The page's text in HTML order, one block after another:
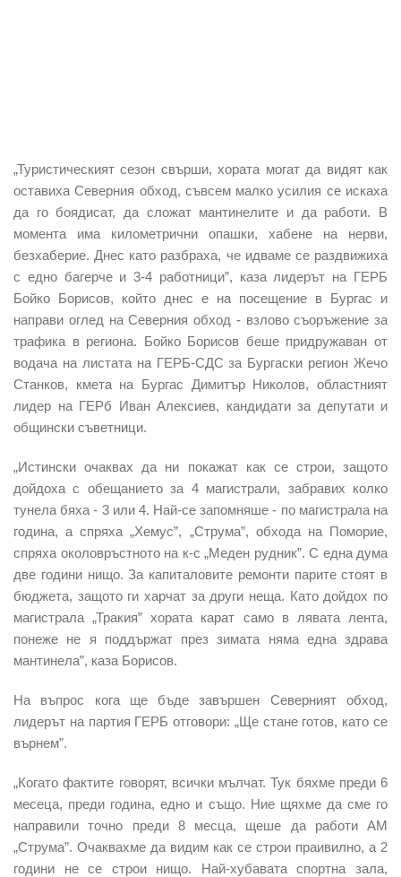
„Туристическият сезон свърши, хората могат да видят как
оставиха Северния обход, съвсем малко усилия се искаха
да го боядисат, да сложат мантинелите и да работи. В
момента има километрични опашки, хабене на нерви,
безхаберие. Днес като разбраха, че идваме се раздвижиха
с едно багерче и 3-4 работници”, каза лидерът на ГЕРБ
Бойко Борисов, който днес е на посещение в Бургас и
направи оглед на Северния обход - взлово съоръжение за
трафика в региона. Бойко Борисов беше придружаван от
водача на листата на ГЕРБ-СДС за Бургаски регион Жечо
Станков, кмета на Бургас Димитър Николов, областният
лидер на ГЕРб Иван Алексиев, кандидати за депутати и
общински съветници.
„Истински очаквах да ни покажат как се строи, защото
дойдоха с обещанието за 4 магистрали, забравих колко
тунела бяха - 3 или 4. Най-се запомняше - по магистрала на
година, а спряха „Хемус”, „Струма”, обхода на Поморие,
спряха околовръстното на к-с „Меден рудник”. С една дума
две години нищо. За капиталовите ремонти парите стоят в
бюджета, защото ги харчат за други неща. Като дойдох по
магистрала „Тракия” хората карат само в лявата лента,
понеже не я поддържат през зимата няма една здрава
мантинела”, каза Борисов.
На въпрос кога ще бъде завършен Северният обход,
лидерът на партия ГЕРБ отговори: „Ще стане готов, като се
върнем”.
„Когато фактите говорят, всички мълчат. Тук бяхме преди 6
месеца, преди година, едно и също. Ние щяхме да сме го
направили точно преди 8 месца, щеше да работи АМ
„Струма”. Очаквахме да видим как се строи праивилно, а 2
години не се строи нищо. Най-хубавата спортна зала,